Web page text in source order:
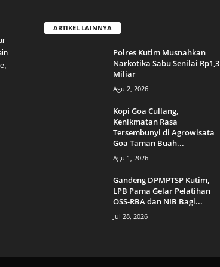
ARTIKEL LAINNYA
Polres Kutim Musnahkan
Narkotika Sabu Senilai Rp1,3
Miliar
Agu 2, 2026
Kopi Goa Cullang,
Kenikmatan Rasa
Tersembunyi di Agrowisata
Goa Taman Buah...
Agu 1, 2026
Gandeng DPMPTSP Kutim,
LPB Pama Gelar Pelatihan
OSS-RBA dan NIB Bagi...
Jul 28, 2026